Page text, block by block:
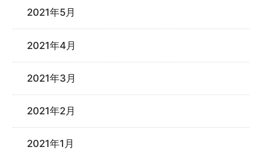
2021年5月
2021年4月
2021年3月
2021年2月
2021年1月